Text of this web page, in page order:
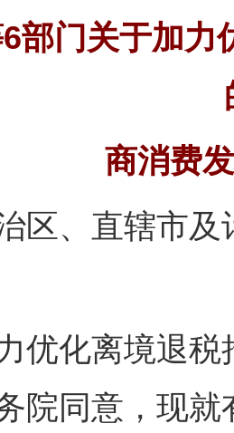
部门关于加力
商消费
区、直辖市
化离境退税
院同意，现